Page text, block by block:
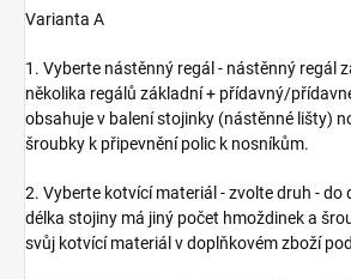
Varianta A
1. Vyberte nástěnný regál - nástěnný regál
několika regálů základní + přídavný/
obsahuje v balení stojinky (nástěnné lišty)
šroubky k připevnění polic k nosníkům.
2. Vyberte kotvící materiál - zvolte druh - do
délka stojiny má jiný počet hmoždinek a
svůj kotvící materiál v doplňkovém zboží